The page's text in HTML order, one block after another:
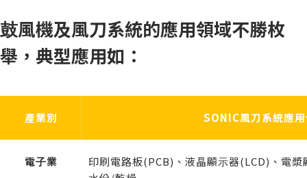
⿎風機及風刀系統的應⽤領域不勝枚
舉，典型應⽤如：
產業別 SONIC風刀系統應
電⼦業
印刷電路板(PCB)、液晶顯⽰器(LCD)、電